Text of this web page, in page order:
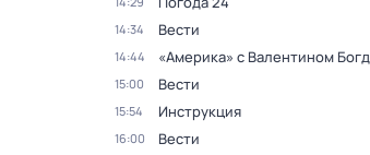
14:34 Вести
14:44 «Америка» с Валентином
15:00 Вести
15:54 Инструкция
16:00 Вести